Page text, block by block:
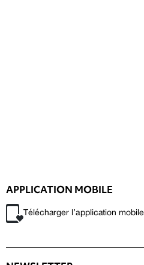
APPLICATION MOBILE
Télécharger l’application mobile